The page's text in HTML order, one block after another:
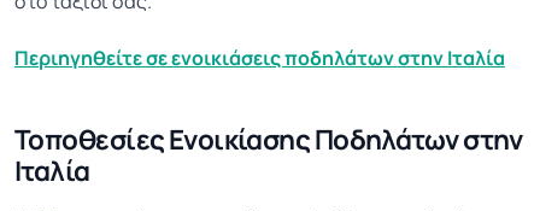
Περιηγηθείτε σε ενοικιάσεις ποδηλάτων στην Ιταλία
Τοποθεσίες Ενοικίασης Ποδηλάτων στην
Ιταλία